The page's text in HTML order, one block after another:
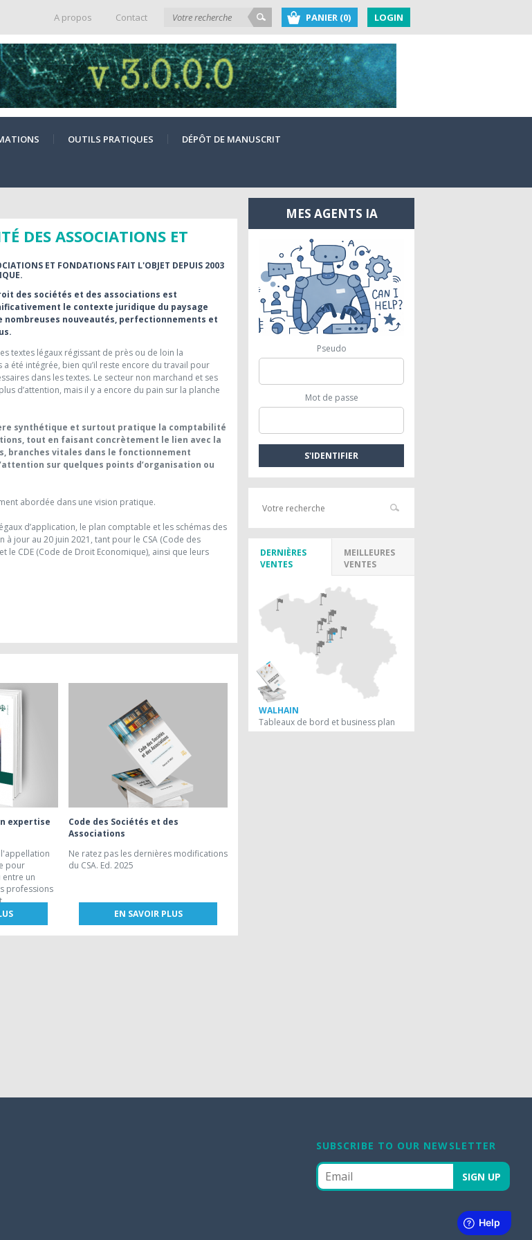
A propos Contact PANIER (0) LOGIN
OUTILS PRATIQUES DÉPÔT DE MANUSCRIT
DES ASSOCIATIONS ET
ET FONDATIONS FAIT L'OBJET DEPUIS 2003
des sociétés et des associations est
le contexte juridique du paysage
nombreuses nouveautés, perfectionnements et
textes légaux régissant de près ou de loin la
été intégrée, bien qu’il reste encore du travail pour
dans les textes. Le secteur non marchand et ses
d’attention, mais il y a encore du pain sur la planche
synthétique et surtout pratique la comptabilité
tout en faisant concrètement le lien avec la
branches vitales dans le fonctionnement
sur quelques points d’organisation ou
abordée dans une vision pratique.
d’application, le plan comptable et les schémas des
à jour au 20 juin 2021, tant pour le CSA (Code des
le CDE (Code de Droit Economique), ainsi que leurs
expertise
pour
un
professions
Code des Sociétés et des
Associations
Ne ratez pas les dernières modifications
du CSA. Ed. 2025
EN SAVOIR PLUS
MES AGENTS IA
Pseudo
Mot de passe
DERNIÈRES
VENTES
MEILLEURES
VENTES
WALHAIN
Tableaux de bord et business plan
SUBSCRIBE TO OUR NEWSLETTER